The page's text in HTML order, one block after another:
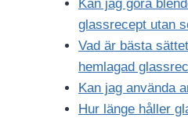
Kan jag göra
glassrecept utan
Vad är bästa
hemlagad
Kan jag använda
Hur länge håller